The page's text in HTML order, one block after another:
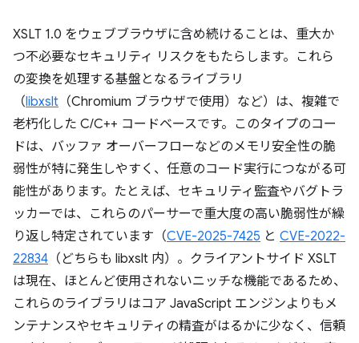
XSLT 1.0 をウェブブラウザに含め続けることは、重大か
つ不必要なセキュリティ リスクをもたらします。これら
の変換を処理する基盤となるライブラリ
（libxslt （Chromium ブラウザで使用）など）は、複雑で
老朽化した C/C++ コードベースです。このタイプのコー
ドは、バッファ オーバーフローなどのメモリ安全性の脆
弱性が特に発生しやすく、任意のコード実行につながる可
能性があります。たとえば、セキュリティ監査やバグトラ
ッカーでは、これらのパーサーで重大度の高い脆弱性が繰
り返し特定されています（CVE-2025-7425 と CVE-2022-
22834 （どちらも libxslt 内）。クライアントサイド XSLT
は現在、ほとんど使用されないニッチな機能であるため、
これらのライブラリはコア JavaScript エンジンよりもメ
ンテナンスやセキュリティの精査がはるかに少なく、信頼